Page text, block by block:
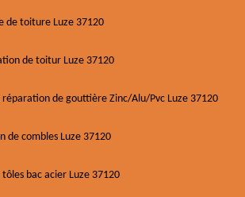
de toiture Luze 37120
de toitur Luze 37120
réparation de gouttière Zinc/Alu/Pvc Luze 37120
de combles Luze 37120
bac acier Luze 37120